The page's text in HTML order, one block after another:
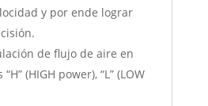
y por ende lograr
de flujo de aire en
(HIGH power), “L” (LOW